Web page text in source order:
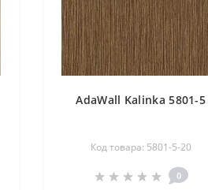
AdaWall Kalinka 5801-5
Код товара: 5801-5-20
0